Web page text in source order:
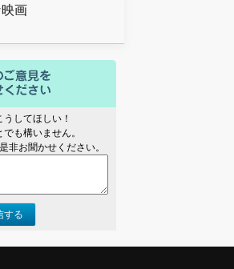
画
してほしい！
も構いません。
非お聞かせください。
する